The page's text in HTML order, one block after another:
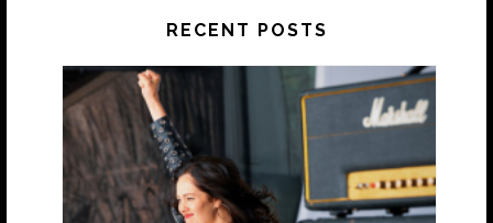
RECENT POSTS